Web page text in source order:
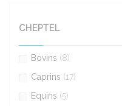
CHEPTEL
Bovins (8)
Caprins (17)
Equins (5)